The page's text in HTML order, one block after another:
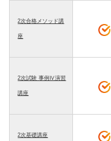
2次合格メソッド講
座
2次試験 事例Ⅳ演習
講座
2次基礎講座